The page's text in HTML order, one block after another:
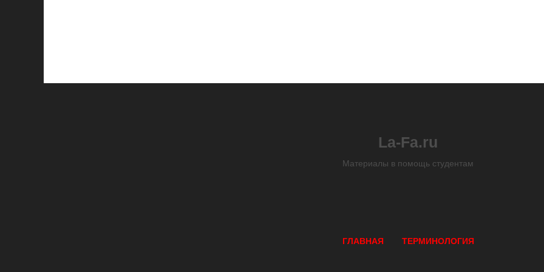
La-Fa.ru
Материалы в помощь студентам
ГЛАВНАЯ ТЕРМИНОЛОГИЯ